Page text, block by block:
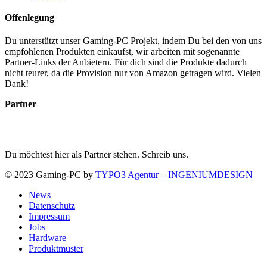
Offenlegung
Du unterstützt unser Gaming-PC Projekt, indem Du bei den von uns
empfohlenen Produkten einkaufst, wir arbeiten mit sogenannte
Partner-Links der Anbietern. Für dich sind die Produkte dadurch
nicht teurer, da die Provision nur von Amazon getragen wird. Vielen
Dank!
Partner
Du möchtest hier als Partner stehen. Schreib uns.
© 2023 Gaming-PC by TYPO3 Agentur – INGENIUMDESIGN
News
Datenschutz
Impressum
Jobs
Hardware
Produktmuster